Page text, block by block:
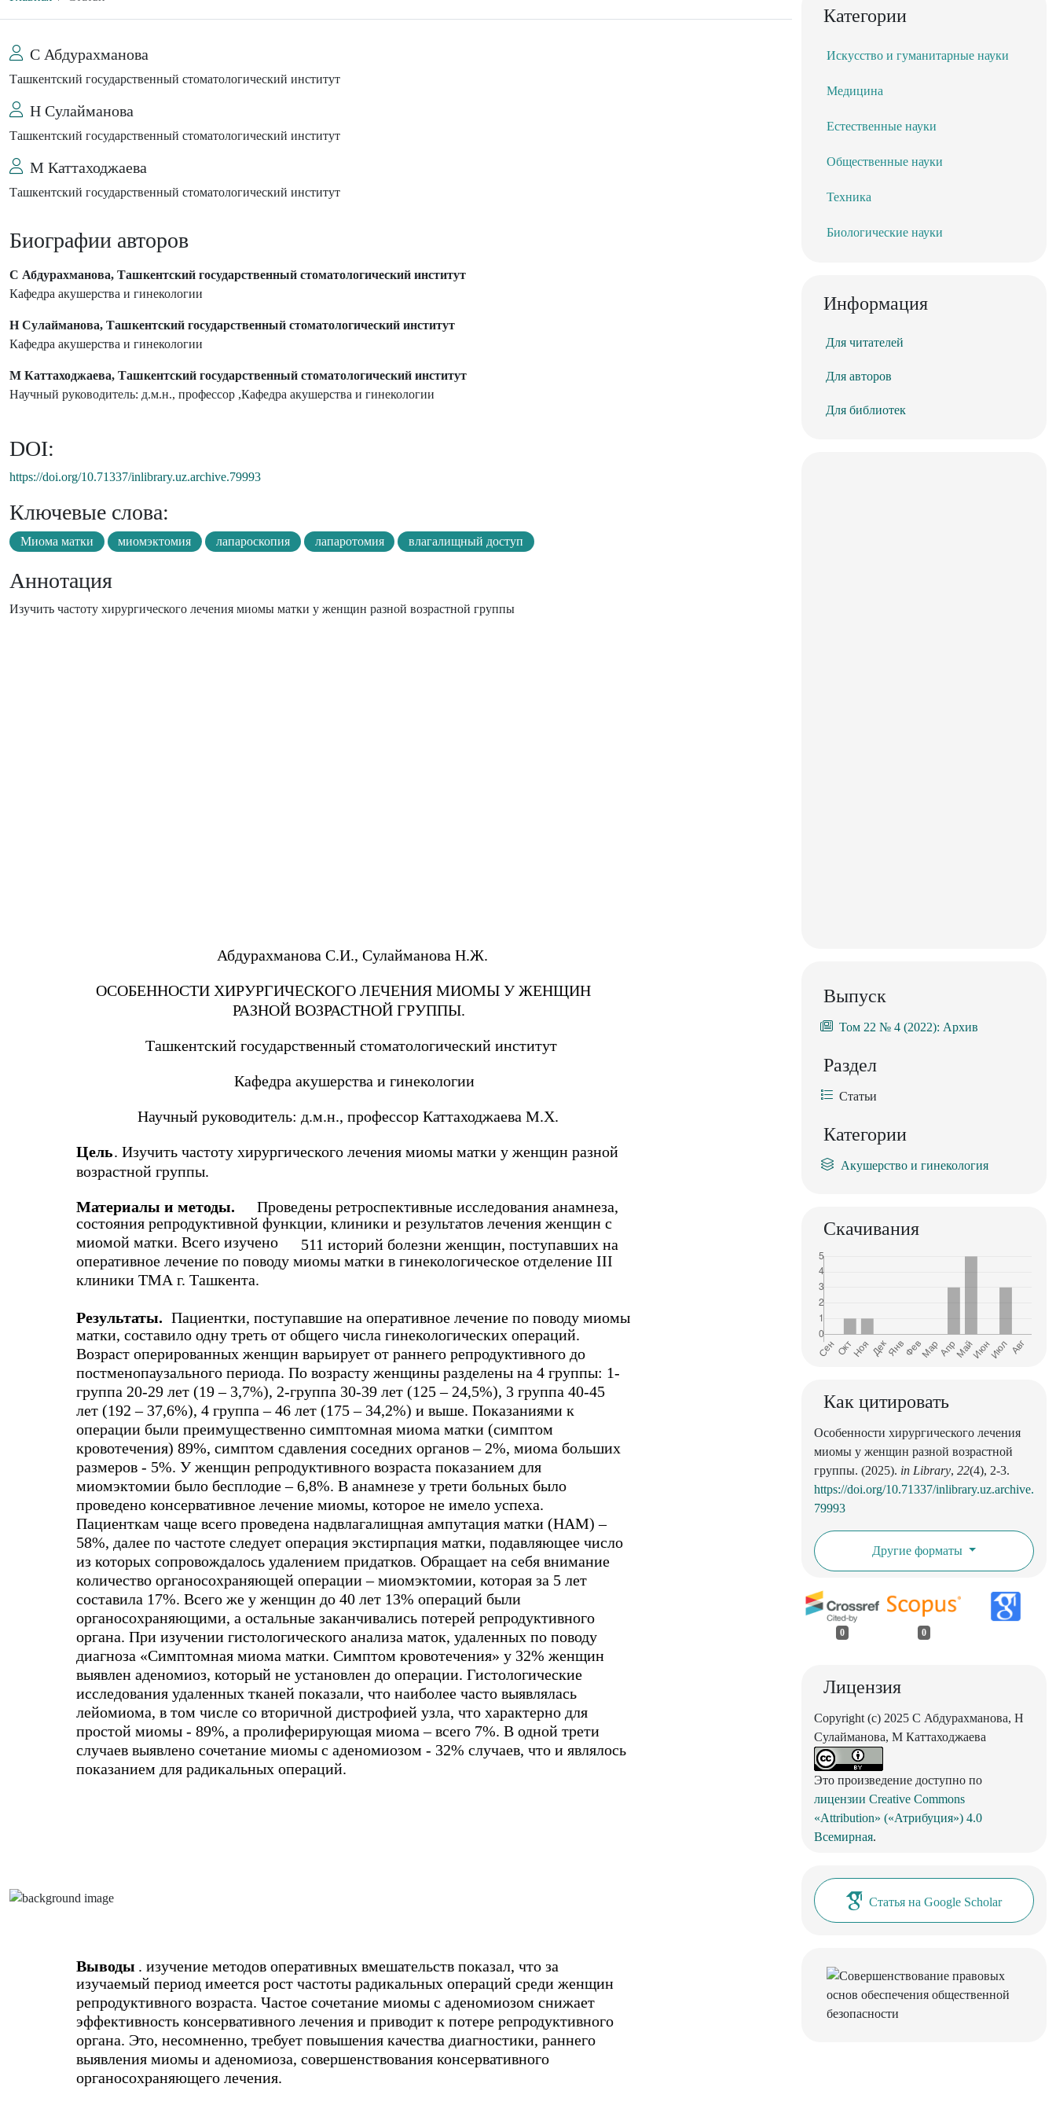
С Абдурахманова
Ташкентский государственный стоматологический институт
Н Сулайманова
Ташкентский государственный стоматологический институт
М Каттаходжаева
Ташкентский государственный стоматологический институт
Биографии авторов
С Абдурахманова, Ташкентский государственный стоматологический институт
Кафедра акушерства и гинекологии
Н Сулайманова, Ташкентский государственный стоматологический институт
Кафедра акушерства и гинекологии
М Каттаходжаева, Ташкентский государственный стоматологический институт
Научный руководитель: д.м.н., профессор ,Кафедра акушерства и гинекологии
DOI:
https://doi.org/10.71337/inlibrary.uz.archive.79993
Ключевые слова:
Миома матки миомэктомия лапароскопия лапаротомия влагалищный доступ
Аннотация
Изучить частоту хирургического лечения миомы матки у женщин разной возрастной группы
Абдурахманова С.И., Сулайманова Н.Ж.
ОСОБЕННОСТИ ХИРУРГИЧЕСКОГО ЛЕЧЕНИЯ МИОМЫ У ЖЕНЩИН
РАЗНОЙ ВОЗРАСТНОЙ ГРУППЫ.
Ташкентский государственный стоматологический институт
Кафедра акушерства и гинекологии
Научный руководитель: д.м.н., профессор Каттаходжаева М.Х.
Цель. Изучить частоту хирургического лечения миомы матки у женщин разной
возрастной группы.
Материалы и методы.
Проведены ретроспективные исследования анамнеза,
состояния репродуктивной функции, клиники и результатов лечения женщин с
миомой матки. Всего изучено
511 историй болезни женщин, поступавших на
оперативное лечение по поводу миомы матки в гинекологическое отделение III
клиники ТМА г. Ташкента.
Результаты. Пациентки, поступавшие на оперативное лечение по поводу миомы
матки, составило одну треть от общего числа гинекологических операций.
Возраст оперированных женщин варьирует от раннего репродуктивного до
постменопаузального периода. По возрасту женщины разделены на 4 группы: 1-
группа 20-29 лет (19 – 3,7%), 2-группа 30-39 лет (125 – 24,5%), 3 группа 40-45
лет (192 – 37,6%), 4 группа – 46 лет (175 – 34,2%) и выше. Показаниями к
операции были преимущественно симптомная миома матки (симптом
кровотечения) 89%, симптом сдавления соседних органов – 2%, миома больших
размеров - 5%. У женщин репродуктивного возраста показанием для
миомэктомии было бесплодие – 6,8%. В анамнезе у трети больных было
проведено консервативное лечение миомы, которое не имело успеха.
Пациенткам чаще всего проведена надвлагалищная ампутация матки (НАМ) –
58%, далее по частоте следует операция экстирпация матки, подавляющее число
из которых сопровождалось удалением придатков. Обращает на себя внимание
количество органосохраняющей операции – миомэктомии, которая за 5 лет
составила 17%. Всего же у женщин до 40 лет 13% операций были
органосохраняющими, а остальные заканчивались потерей репродуктивного
органа. При изучении гистологического анализа маток, удаленных по поводу
диагноза «Симптомная миома матки. Симптом кровотечения» у 32% женщин
выявлен аденомиоз, который не установлен до операции. Гистологические
исследования удаленных тканей показали, что наиболее часто выявлялась
лейомиома, в том числе со вторичной дистрофией узла, что характерно для
простой миомы - 89%, а пролиферирующая миома – всего 7%. В одной трети
случаев выявлено сочетание миомы с аденомиозом - 32% случаев, что и являлось
показанием для радикальных операций.
Выводы . изучение методов оперативных вмешательств показал, что за
изучаемый период имеется рост частоты радикальных операций среди женщин
репродуктивного возраста. Частое сочетание миомы с аденомиозом снижает
эффективность консервативного лечения и приводит к потере репродуктивного
органа. Это, несомненно, требует повышения качества диагностики, раннего
выявления миомы и аденомиоза, совершенствования консервативного
органосохраняющего лечения.
Категории
Искусство и гуманитарные науки
Медицина
Естественные науки
Общественные науки
Техника
Биологические науки
Информация
Для читателей
Для авторов
Для библиотек
Выпуск
Том 22 № 4 (2022): Архив
Раздел
Статьи
Категории
Акушерство и гинекология
Скачивания
Как цитировать
Особенности хирургического лечения
миомы у женщин разной возрастной
группы. (2025). in Library, 22(4), 2-3.
https://doi.org/10.71337/inlibrary.uz.archive.
79993
Другие форматы
0 0
Лицензия
Copyright (c) 2025 С Абдурахманова, Н
Сулайманова, М Каттаходжаева
Это произведение доступно по
лицензии Creative Commons
«Attribution» («Атрибуция») 4.0
Всемирная.
Статья на Google Scholar